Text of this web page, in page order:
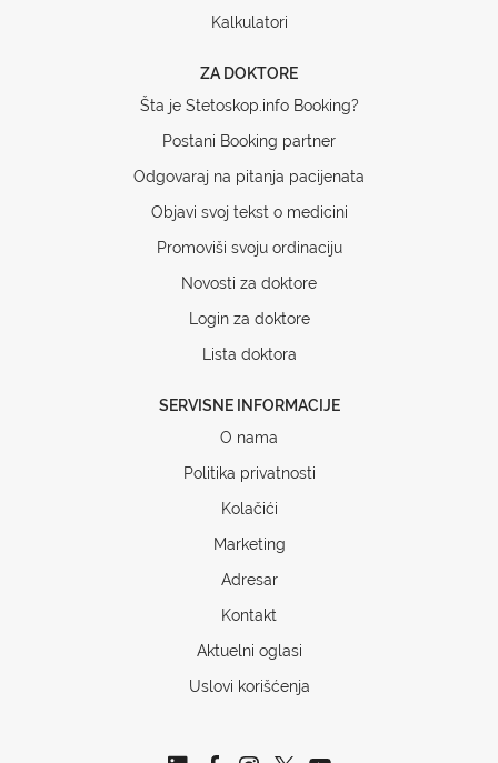
Kalkulatori
ZA DOKTORE
Šta je Stetoskop.info Booking?
Postani Booking partner
Odgovaraj na pitanja pacijenata
Objavi svoj tekst o medicini
Promoviši svoju ordinaciju
Novosti za doktore
Login za doktore
Lista doktora
SERVISNE INFORMACIJE
O nama
Politika privatnosti
Kolačići
Marketing
Adresar
Kontakt
Aktuelni oglasi
Uslovi korišćenja